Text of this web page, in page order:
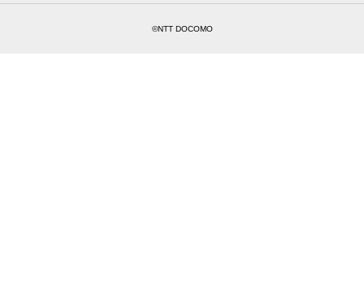
©NTT DOCOMO